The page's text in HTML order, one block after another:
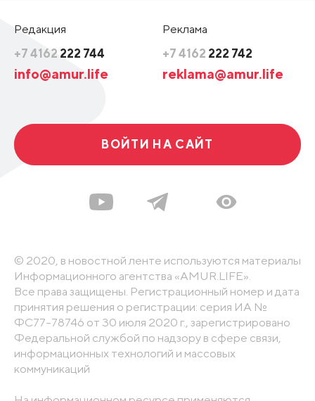
Редакция
+7 4162 222 744
info@amur.life
Реклама
+7 4162 222 742
reklama@amur.life
ВОЙТИ НА САЙТ
© 2020, в новостной ленте используются материалы
Информационного агентства «AMUR.LIFE».
Все права защищены. Регистрационный номер и дата
принятия решения о регистрации: серия ИА №
ФС77-78746 от 30 июля 2020 г., зарегистрировано
Федеральной службой по надзору в сфере связи,
информационных технологий и массовых
коммуникаций